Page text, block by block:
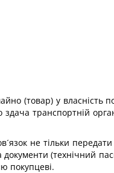
(товар) у власність
транспортній
не тільки
(технічний
покупцеві.